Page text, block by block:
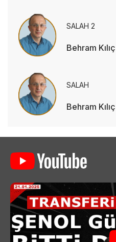
SALAH 2
Behram Kılıç
SALAH
Behram Kılıç